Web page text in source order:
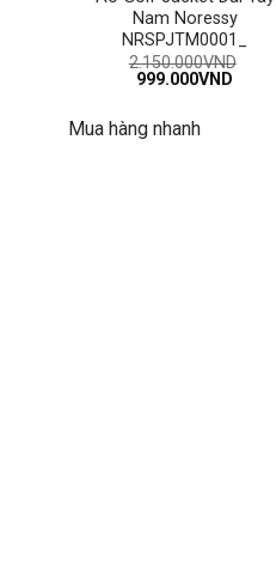
Nam Noressy
NRSPJTM0001_
2.150.000VND
Giá
2.150.000VND.
999.000VND
Mua hàng nhanh